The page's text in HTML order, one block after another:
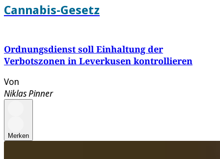
Cannabis-Gesetz
Ordnungsdienst soll Einhaltung der
Verbotszonen in Leverkusen kontrollieren
Von
Niklas Pinner
Merken